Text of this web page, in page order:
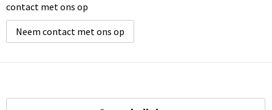
contact met ons op
Neem contact met ons op